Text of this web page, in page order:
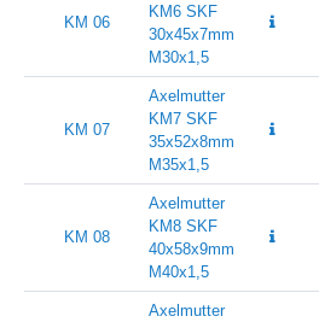
KM 06
KM6 SKF
30x45x7mm
M30x1,5
KM 07
Axelmutter
KM7 SKF
35x52x8mm
M35x1,5
KM 08
Axelmutter
KM8 SKF
40x58x9mm
M40x1,5
Axelmutter